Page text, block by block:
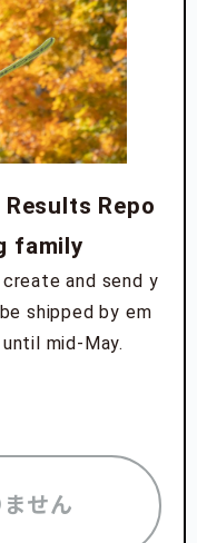
Repo
family
and send y
shipped by em
mid-May.
せん